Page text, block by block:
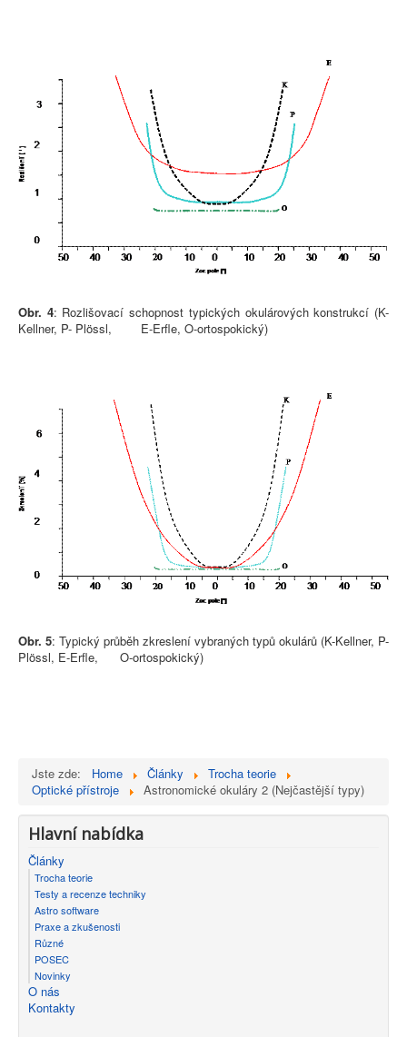
Obr. 4: Rozlišovací schopnost typických okulárových konstrukcí (K-
Kellner, P- Plössl, E-Erfle, O-ortospokický)
Obr. 5: Typický průběh zkreslení vybraných typů okulárů (K-Kellner, P-
Plössl, E-Erfle, O-ortospokický)
Jste zde: Home Články
Trocha teorie
Optické přístroje
Astronomické okuláry 2 (Nejčastější typy)
Hlavní nabídka
Články
Trocha teorie
Testy a recenze techniky
Astro software
Praxe a zkušenosti
Různé
POSEC
Novinky
O nás
Kontakty